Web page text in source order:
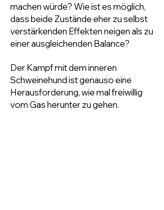
machen würde? Wie ist es möglich,
dass beide Zustände eher zu selbst
verstärkenden Effekten neigen als zu
einer ausgleichenden Balance?
Der Kampf mit dem inneren
Schweinehund ist genauso eine
Herausforderung, wie mal freiwillig
vom Gas herunter zu gehen.